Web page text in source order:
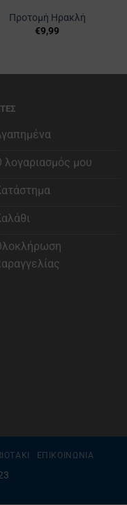
Προτομή Ηρακλή
€9,99
λογαριασμός μου
ΕΠΙΚΟΙΝΩΝΙΑ